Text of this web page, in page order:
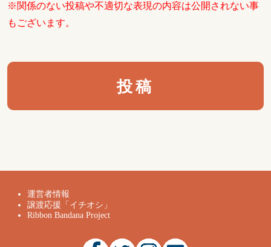
※関係のない投稿や不適切な表現の内容は公開されない事
もございます。
運営者情報
譲渡応援「イチオシ」
Ribbon Bandana Project